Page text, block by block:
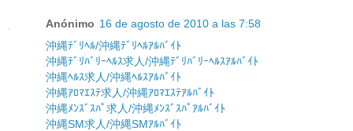
Anónimo 16 de agosto de 2010 a las 7:58
沖縄ﾃﾞﾘﾍﾙ/沖縄ﾃﾞﾘﾍﾙｱﾙﾊﾞｲﾄ
沖縄ﾃﾞﾘﾊﾞﾘｰﾍﾙｽ求人/沖縄ﾃﾞﾘﾊﾞﾘｰﾍﾙｽｱﾙﾊﾞｲﾄ
沖縄ﾍﾙｽ求人/沖縄ﾍﾙｽｱﾙﾊﾞｲﾄ
沖縄ｱﾛﾏｴｽﾃ求人/沖縄ｱﾛﾏｴｽﾃｱﾙﾊﾞｲﾄ
沖縄ﾒﾝｽﾞｽﾊﾟ求人/沖縄ﾒﾝｽﾞｽﾊﾟｱﾙﾊﾞｲﾄ
沖縄SM求人/沖縄SMｱﾙﾊﾞｲﾄ